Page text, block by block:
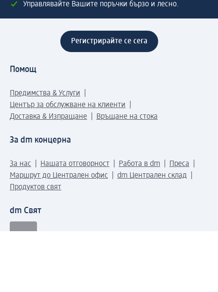
Управлявайте Вашите поръчки бързо и лесно.
Регистрирайте се сега
Помощ
Предимства & Услуги
Център за обслужване на клиенти
Доставка & Изпращане
Връщане на стока
За dm концерна
За нас Нашата отговорност Работа в dm
Преса
Маршрут до Централен офис
dm Централен склад
Продуктов свят
dm Свят